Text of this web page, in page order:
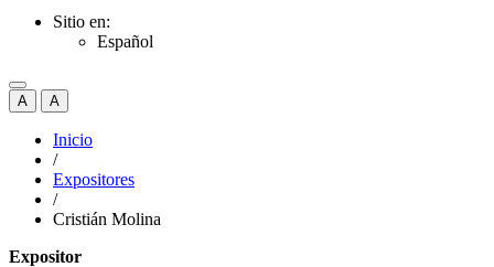
Sitio en:
Español
A A
Inicio
/
Expositores
/
Cristián Molina
Expositor